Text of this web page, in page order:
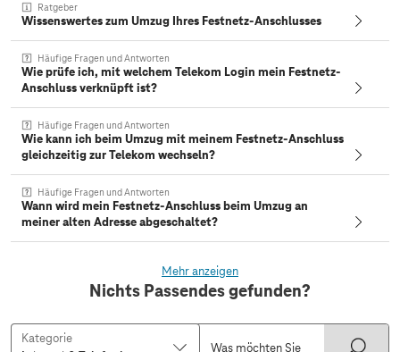
Ratgeber
Wissenswertes zum Umzug Ihres Festnetz-Anschlusses
Häufige Fragen und Antworten
Wie prüfe ich, mit welchem Telekom Login mein Festnetz-
Anschluss verknüpft ist?
Häufige Fragen und Antworten
Wie kann ich beim Umzug mit meinem Festnetz-Anschluss
gleichzeitig zur Telekom wechseln?
Häufige Fragen und Antworten
Wann wird mein Festnetz-Anschluss beim Umzug an
meiner alten Adresse abgeschaltet?
Mehr anzeigen
Nichts Passendes gefunden?
Kategorie